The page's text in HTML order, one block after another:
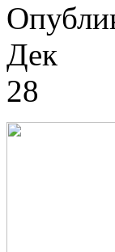
Дек
28